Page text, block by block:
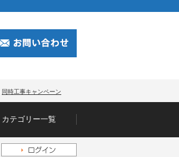
同時工事キャンペーン
カテゴリー一覧